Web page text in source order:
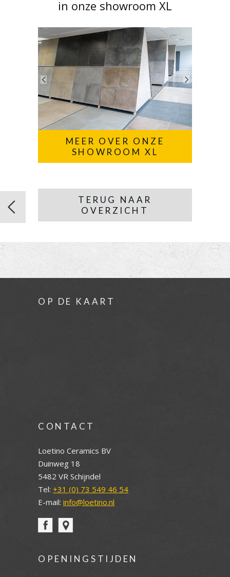
in onze showroom XL
MEER OVER ONZE
SHOWROOM XL
TERUG NAAR
OVERZICHT
OP DE KAART
CONTACT
Loetino Ceramics BV
Duinweg 18
5482 VR Schijndel
Tel: +31 (0) 73 549 46 54
E-mail: info@loetino.nl
OPENINGSTIJDEN